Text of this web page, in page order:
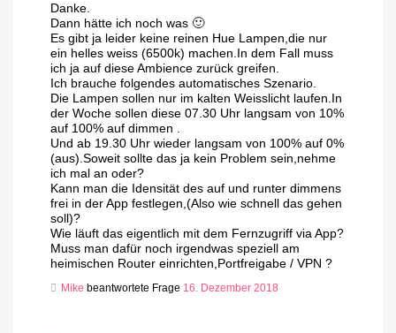
Danke.
Dann hätte ich noch was 🙂
Es gibt ja leider keine reinen Hue Lampen,die nur
ein helles weiss (6500k) machen.In dem Fall muss
ich ja auf diese Ambience zurück greifen.
Ich brauche folgendes automatisches Szenario.
Die Lampen sollen nur im kalten Weisslicht laufen.In
der Woche sollen diese 07.30 Uhr langsam von 10%
auf 100% auf dimmen .
Und ab 19.30 Uhr wieder langsam von 100% auf 0%
(aus).Soweit sollte das ja kein Problem sein,nehme
ich mal an oder?
Kann man die Idensität des auf und runter dimmens
frei in der App festlegen,(Also wie schnell das gehen
soll)?
Wie läuft das eigentlich mit dem Fernzugriff via App?
Muss man dafür noch irgendwas speziell am
heimischen Router einrichten,Portfreigabe / VPN ?
Mike beantwortete Frage 16. Dezember 2018